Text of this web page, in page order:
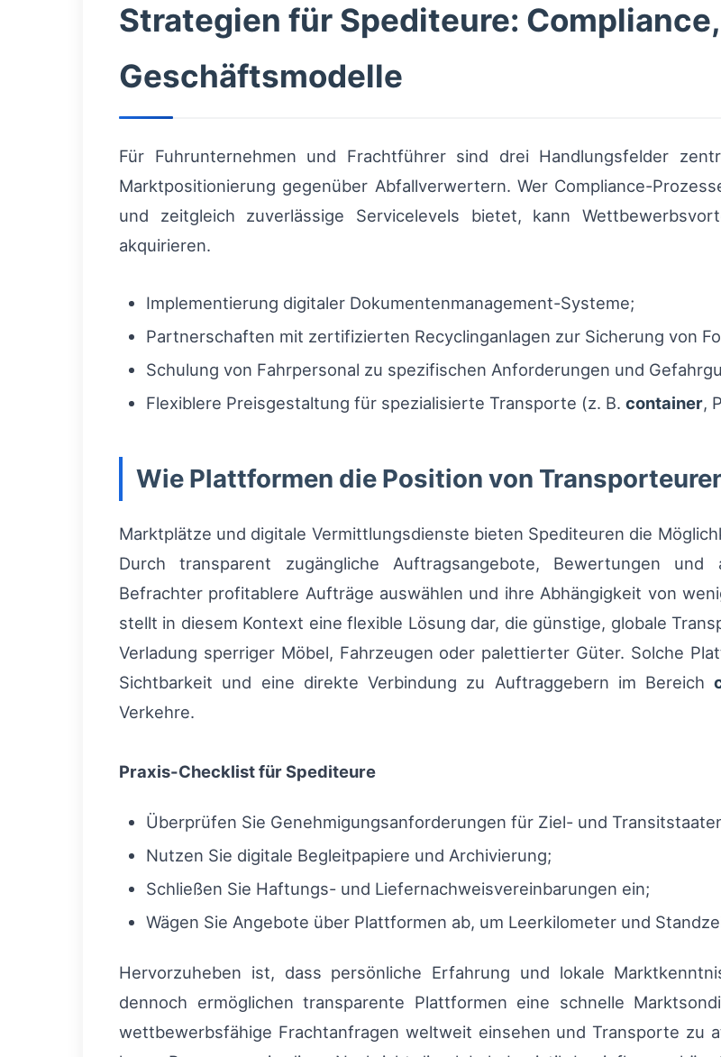
Strategien für Spediteure:
Geschäftsmodelle
Für Fuhrunternehmen und Frachtführer sind drei Handlungsfelder
Marktpositionierung gegenüber Abfallverwertern. Wer Compliance-
und zeitgleich zuverlässige Servicelevels bietet, kann
akquirieren.
Implementierung digitaler Dokumentenmanagement-Systeme;
Partnerschaften mit zertifizierten Recyclinganlagen zur Sicherung von
Schulung von Fahrpersonal zu spezifischen Anforderungen und
Flexiblere Preisgestaltung für spezialisierte Transporte (z. B. container,
Wie Plattformen die Position von
Marktplätze und digitale Vermittlungsdienste bieten Spediteuren die
Durch transparent zugängliche Auftragsangebote, Bewertungen und
Befrachter profitablere Aufträge auswählen und ihre Abhängigkeit von
stellt in diesem Kontext eine flexible Lösung dar, die günstige, globale
Verladung sperriger Möbel, Fahrzeugen oder palettierter Güter. Solche
Sichtbarkeit und eine direkte Verbindung zu Auftraggebern im Bereich
Verkehre.
Praxis-Checklist für Spediteure
Überprüfen Sie Genehmigungsanforderungen für Ziel- und
Nutzen Sie digitale Begleitpapiere und Archivierung;
Schließen Sie Haftungs- und Liefernachweisvereinbarungen ein;
Wägen Sie Angebote über Plattformen ab, um Leerkilometer und
Hervorzuheben ist, dass persönliche Erfahrung und lokale
dennoch ermöglichen transparente Plattformen eine schnelle
wettbewerbsfähige Frachtanfragen weltweit einsehen und Transporte zu